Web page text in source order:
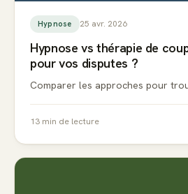
Hypnose 25 avr. 2026
Hypnose vs thérapie de
pour vos disputes ?
Comparer les approches pour
13 min de lecture